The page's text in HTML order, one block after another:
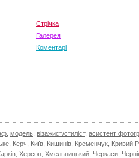
Стрічка
Галерея
Коментарі
модель візажист/стиліст, асистент
Керч Київ Кишинів Кременчук Кривий
Херсон Хмельницький Черкаси